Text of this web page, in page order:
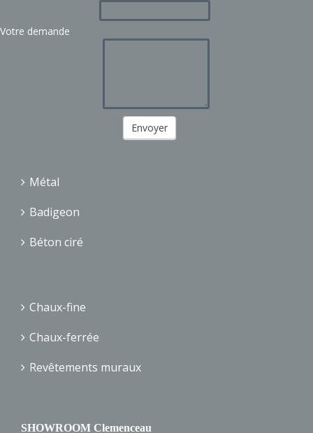
Votre demande
Métal
Badigeon
Béton ciré
Chaux-fine
Chaux-ferrée
Revêtements muraux
SHOWROOM Clemenceau